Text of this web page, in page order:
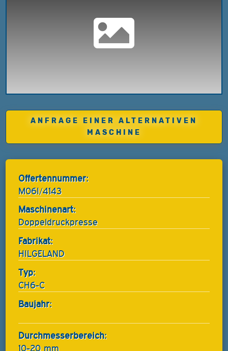
ANFRAGE EINER ALTERNATIVEN
MASCHINE
Offertennummer:
M06I/4143
Maschinenart:
Doppeldruckpresse
Fabrikat:
HILGELAND
Typ:
CH6-C
Baujahr:
Durchmesserbereich:
10-20 mm